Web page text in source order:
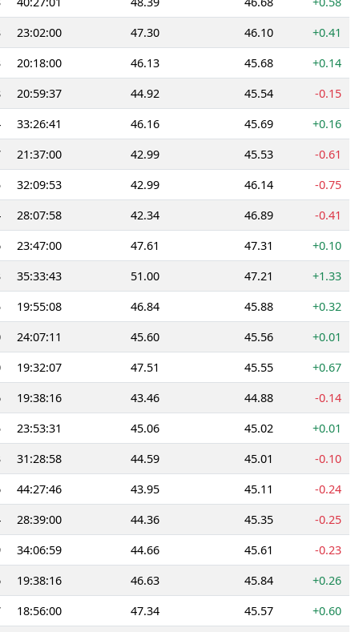
23:02:00 47.30 46.10
+0.41
20:18:00 46.13 45.68
+0.14
20:59:37 44.92 45.54
-0.15
33:26:41 46.16 45.69
+0.16
21:37:00 42.99 45.53
-0.61
32:09:53 42.99 46.14
-0.75
28:07:58 42.34 46.89
-0.41
23:47:00 47.61 47.31
+0.10
35:33:43 51.00 47.21
+1.33
19:55:08 46.84 45.88
+0.32
24:07:11 45.60 45.56
+0.01
19:32:07 47.51 45.55
+0.67
19:38:16 43.46 44.88
-0.14
23:53:31 45.06 45.02
+0.01
31:28:58 44.59 45.01
-0.10
44:27:46 43.95 45.11
-0.24
28:39:00 44.36 45.35
-0.25
34:06:59 44.66 45.61
-0.23
19:38:16 46.63 45.84
+0.26
18:56:00 47.34 45.57
+0.60